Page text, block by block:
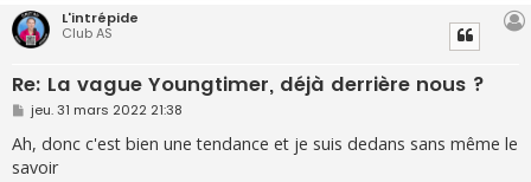
L'intrépide
Club AS
Re: La vague Youngtimer, déjà derrière nous ?
M
e
s
s
a
jeu. 31 mars 2022 21:38
Ah, donc c'est bien une tendance et je suis dedans sans même le
savoir